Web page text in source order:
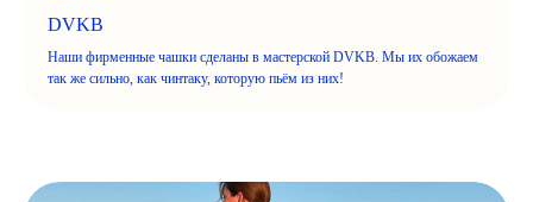
DVKB
Наши фирменные чашки сделаны в мастерской DVKB. Мы их обожаем
так же сильно, как чинтаку, которую пьём из них!